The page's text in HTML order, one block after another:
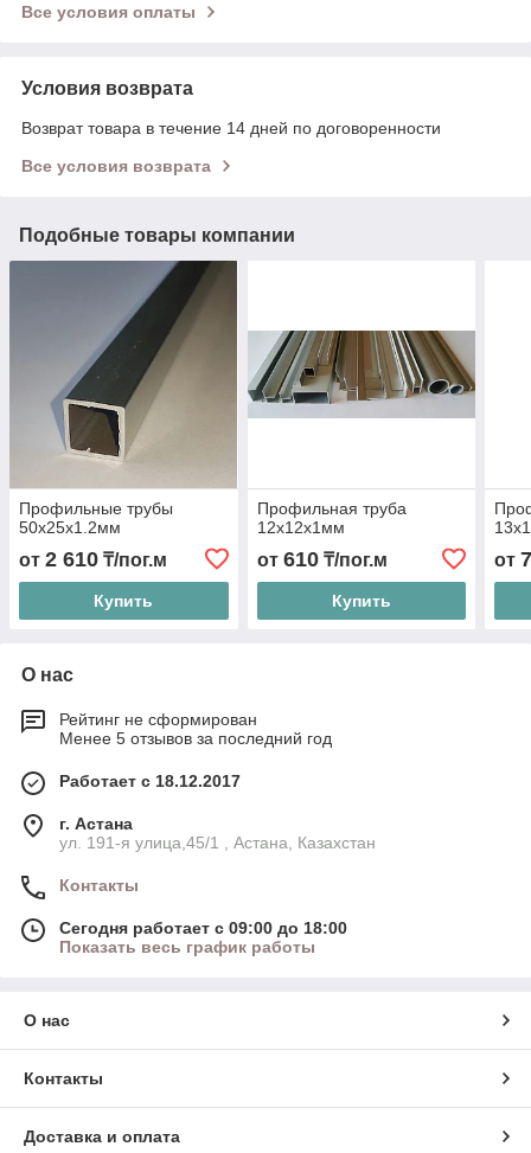
Все условия оплаты
Условия возврата
Возврат товара в течение 14 дней по договоренности
Все условия возврата
Подобные товары компании
Профильные трубы
50х25х1.2мм
от 2 610 ₸/пог.м
Купить
Профильная труба
12х12х1мм
от 610₸/пог.м
Купить
от
О нас
Рейтинг не сформирован
Менее 5 отзывов за последний год
Работает с 18.12.2017
г. Астана
ул. 191-я улица,45/1 , Астана, Казахстан
Контакты
Сегодня работает с 09:00 до 18:00
Показать весь график работы
О нас
Контакты
Доставка и оплата